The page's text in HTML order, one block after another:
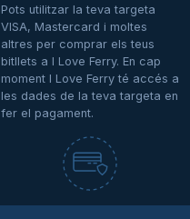
Pots utilitzar la teva targeta
VISA, Mastercard i moltes
altres per comprar els teus
bitllets a I Love Ferry. En cap
moment I Love Ferry té accés a
les dades de la teva targeta en
fer el pagament.